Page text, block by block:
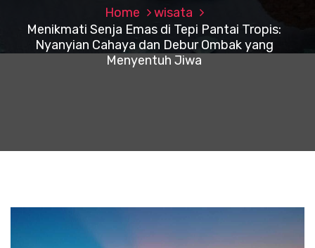
Home
wisata
Menikmati Senja Emas di Tepi Pantai Tropis:
Nyanyian Cahaya dan Debur Ombak yang
Menyentuh Jiwa